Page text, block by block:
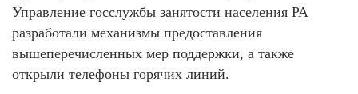
Управление госслужбы занятости населения РА
разработали механизмы предоставления
вышеперечисленных мер поддержки, а также
открыли телефоны горячих линий.